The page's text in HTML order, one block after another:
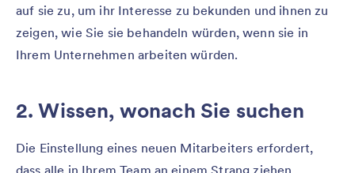
auf sie zu, um ihr Interesse zu bekunden und ihnen zu
zeigen, wie Sie sie behandeln würden, wenn sie in
Ihrem Unternehmen arbeiten würden.
2. Wissen, wonach Sie suchen
Die Einstellung eines neuen Mitarbeiters erfordert,